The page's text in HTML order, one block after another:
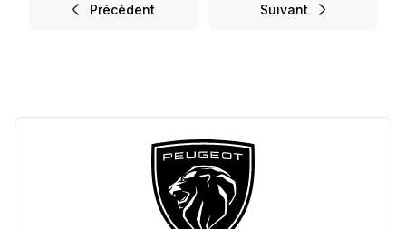
Précédent Suivant